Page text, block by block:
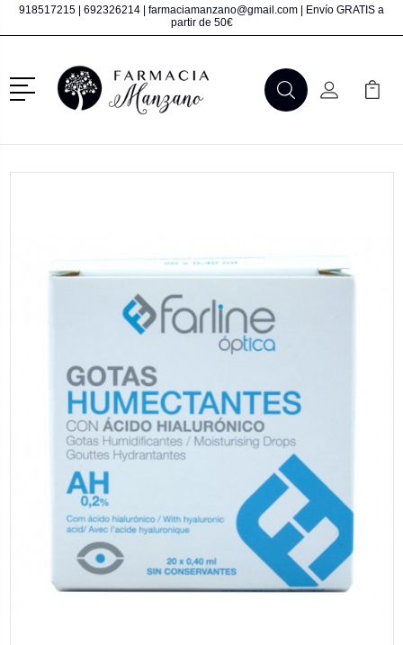
918517215 692326214 farmaciamanzano@gmail.com | Envío GRATIS a
partir de 50€
Menú
BuscarMi Cuenta
Mi